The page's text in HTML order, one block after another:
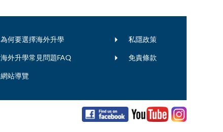
為何要選擇海外升學
海外升學常見問題FAQ
網站導覽
私隱政策
免責條款